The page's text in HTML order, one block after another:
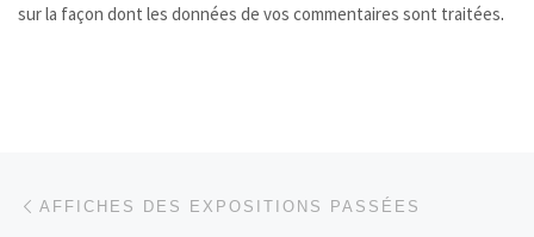
sur la façon dont les données de vos commentaires sont traitées.
Parcourir les articles
AFFICHES DES EXPOSITIONS PASSÉES